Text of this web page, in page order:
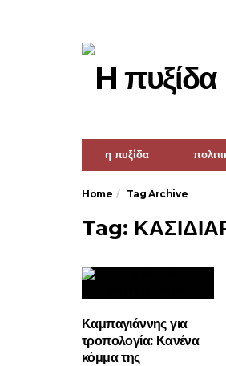
η πυξίδα
Home Tag Archive
Tag:
Καμπαγιάννης για
τροπολογία: Κανένα
κόμμα της